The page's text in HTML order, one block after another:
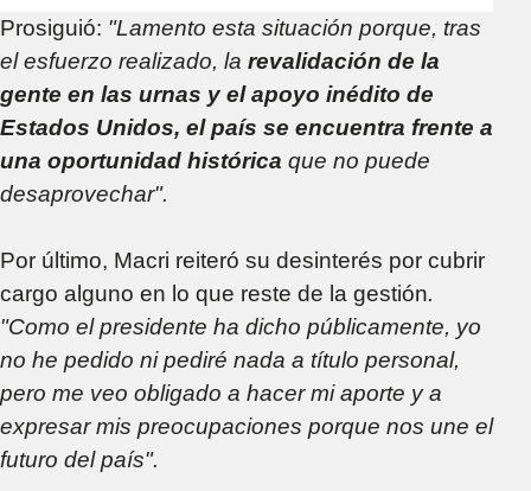
Prosiguió: "Lamento esta situación porque, tras
el esfuerzo realizado, la revalidación de la
gente en las urnas y el apoyo inédito de
Estados Unidos, el país se encuentra frente a
una oportunidad histórica que no puede
desaprovechar".
Por último, Macri reiteró su desinterés por cubrir
cargo alguno en lo que reste de la gestión.
"Como el presidente ha dicho públicamente, yo
no he pedido ni pediré nada a título personal,
pero me veo obligado a hacer mi aporte y a
expresar mis preocupaciones porque nos une el
futuro del país".